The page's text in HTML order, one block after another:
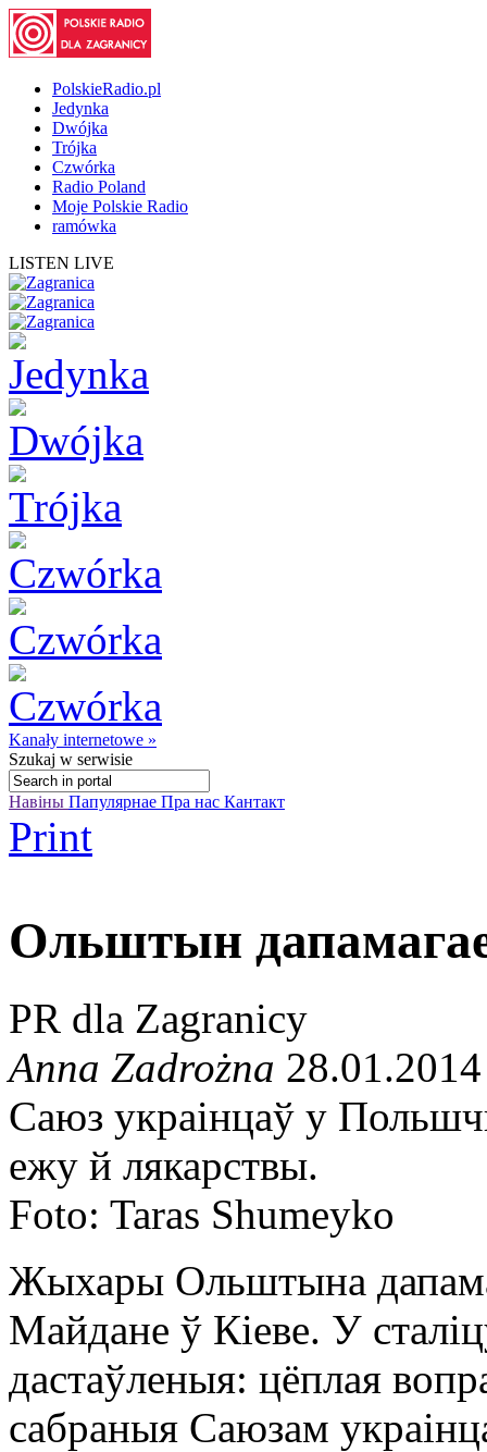
PolskieRadio.pl
Jedynka
Dwójka
Trójka
Czwórka
Radio Poland
Moje Polskie Radio
ramówka
LISTEN LIVE
Kanały internetowe »
Szukaj w serwisie
Навіны Папулярнае Пра нас Кантакт
Print
Ольштын
PR dla Zagranicy
Anna Zadrożna
Саюз украінцаў у
ежу й лякарствы.
Foto: Taras Shumeyko
Жыхары Ольштына
Майдане ў Кіеве. У
дастаўленыя: цёплая
сабраныя Саюзам